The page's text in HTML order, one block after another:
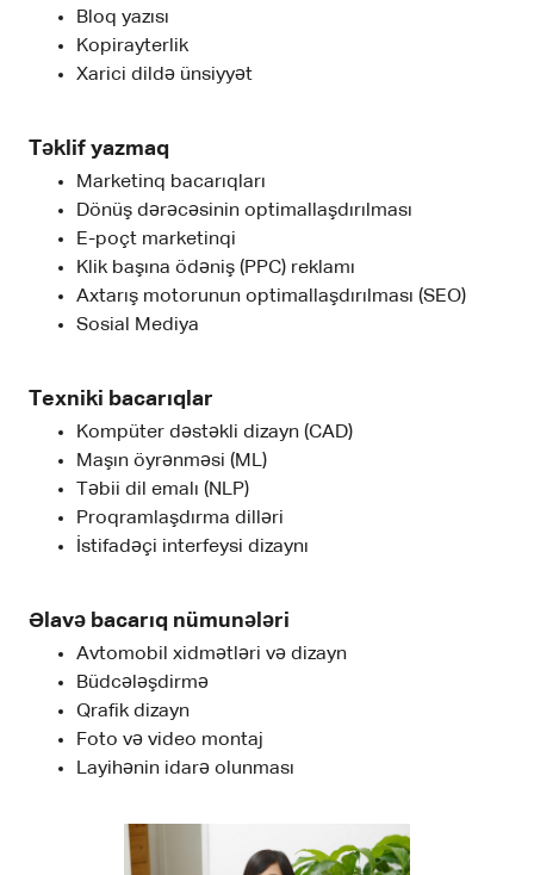
Bloq yazısı
Kopirayterlik
Xarici dildə ünsiyyət
Təklif yazmaq
Marketinq bacarıqları
Dönüş dərəcəsinin optimallaşdırılması
E-poçt marketinqi
Klik başına ödəniş (PPC) reklamı
Axtarış motorunun optimallaşdırılması (SEO)
Sosial Mediya
Texniki bacarıqlar
Kompüter dəstəkli dizayn (CAD)
Maşın öyrənməsi (ML)
Təbii dil emalı (NLP)
Proqramlaşdırma dilləri
İstifadəçi interfeysi dizaynı
Əlavə bacarıq nümunələri
Avtomobil xidmətləri və dizayn
Büdcələşdirmə
Qrafik dizayn
Foto və video montaj
Layihənin idarə olunması